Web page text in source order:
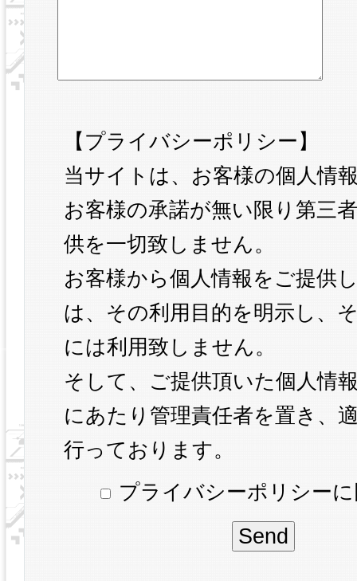
【プライバシーポリシー】
当サイトは、お客様の個人情
お客様の承諾が無い限り第三
供を一切致しません。
お客様から個人情報をご提供
は、その利用目的を明示し、
には利用致しません。
そして、ご提供頂いた個人情
にあたり管理責任者を置き、
行っております。
プライバシーポリシー